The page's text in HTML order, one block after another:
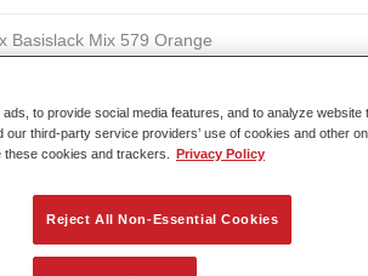
Basislack Mix 579 Orange
Standox Basislack
to provide social media features, and to analyze website
third-party service providers’ use of cookies and other
cookies and trackers.
Privacy Policy
Reject All Non-Essential Cookies